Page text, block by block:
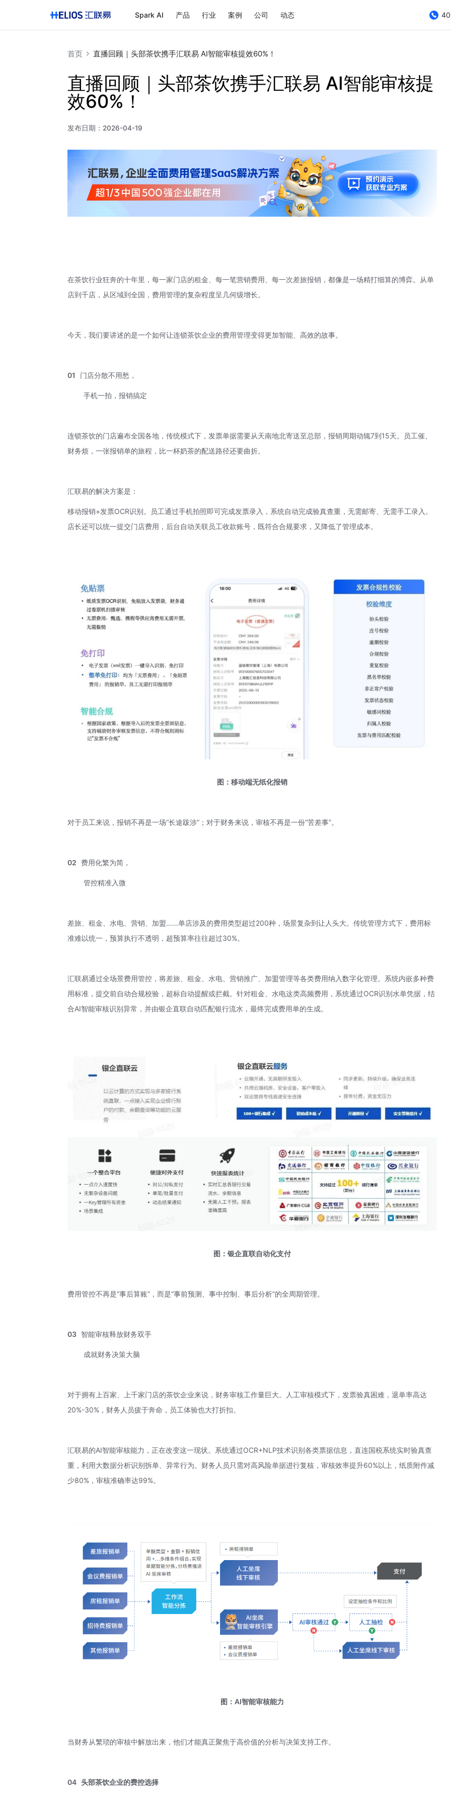
Spark AI 产品 行业 案例 公司 动态
首页 直播回顾｜头部茶饮携手汇联易 AI智能审核提效60%！
直播回顾｜头部茶饮携手汇联易 AI智能审核提
效60%！
发布日期： 2026-04-19
在茶饮行业狂奔的十年里，每一家门店的租金、每一笔营销费用、每一次差旅报销，都像是一场精打细算的博弈。从单
店到千店，从区域到全国，费用管理的复杂程度呈几何级增长。
今天，我们要讲述的是一个如何让连锁茶饮企业的费用管理变得更加智能、高效的故事。
01 门店分散不用愁，
手机一拍，报销搞定
连锁茶饮的门店遍布全国各地，传统模式下，发票单据需要从天南地北寄送至总部，报销周期动辄7到15天。员工催、
财务烦，一张报销单的旅程，比一杯奶茶的配送路径还要曲折。
汇联易的解决方案是：
移动报销+发票OCR识别。员工通过手机拍照即可完成发票录入，系统自动完成验真查重，无需邮寄、无需手工录入。
店长还可以统一提交门店费用，后台自动关联员工收款账号，既符合合规要求，又降低了管理成本。
图：移动端无纸化报销
对于员工来说，报销不再是一场“长途跋涉”；对于财务来说，审核不再是一份“苦差事”。
02 费用化繁为简，
管控精准入微
差旅、租金、水电、营销、加盟……单店涉及的费用类型超过200种，场景复杂到让人头大。传统管理方式下，费用标
准难以统一，预算执行不透明，超预算率往往超过30%。
汇联易通过全场景费用管控，将差旅、租金、水电、营销推广、加盟管理等各类费用纳入数字化管理。系统内嵌多种费
用标准，提交前自动合规校验，超标自动提醒或拦截。针对租金、水电这类高频费用，系统通过OCR识别水单凭据，结
合AI智能审核识别异常，并由银企直联自动匹配银行流水，最终完成费用单的生成。
图：银企直联自动化支付
费用管控不再是“事后算账”，而是“事前预测、事中控制、事后分析”的全周期管理。
03 智能审核释放财务双手
成就财务决策大脑
对于拥有上百家、上千家门店的茶饮企业来说，财务审核工作量巨大。人工审核模式下，发票验真困难，退单率高达
20%-30%，财务人员疲于奔命，员工体验也大打折扣。
汇联易的AI智能审核能力，正在改变这一现状。系统通过OCR+NLP技术识别各类票据信息，直连国税系统实时验真查
重，利用大数据分析识别拆单、异常行为。财务人员只需对高风险单据进行复核，审核效率提升60%以上，纸质附件减
少80%，审核准确率达99%。
图：AI智能审核能力
当财务从繁琐的审核中解放出来，他们才能真正聚焦于高价值的分析与决策支持工作。
04头部茶饮企业的费控选择